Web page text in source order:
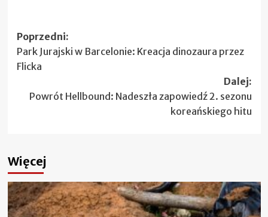
Zobacz
wpisy
Poprzedni:
Park Jurajski w Barcelonie: Kreacja dinozaura przez
Flicka
Dalej:
Powrót Hellbound: Nadeszła zapowiedź 2. sezonu
koreańskiego hitu
Więcej